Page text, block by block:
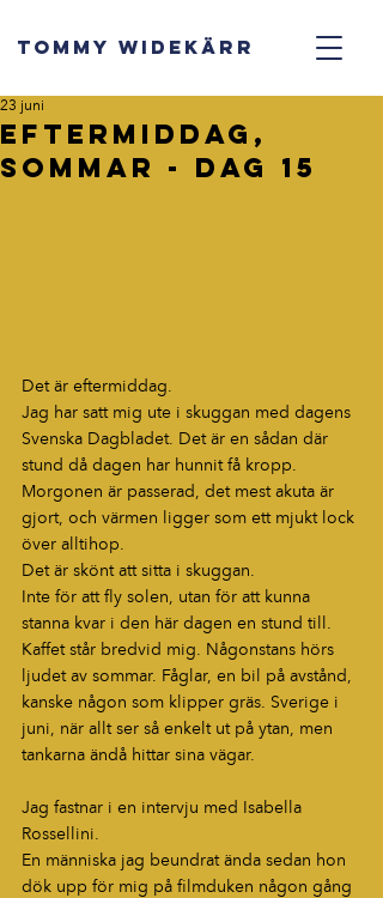
TOMMY WIDEKÄRR
Eftermiddag,
sommar - dag 15
23 juni
Det är eftermiddag.
Jag har satt mig ute i skuggan med dagens
Svenska Dagbladet. Det är en sådan där
stund då dagen har hunnit få kropp.
Morgonen är passerad, det mest akuta är
gjort, och värmen ligger som ett mjukt lock
över alltihop.
Det är skönt att sitta i skuggan.
Inte för att fly solen, utan för att kunna
stanna kvar i den här dagen en stund till.
Kaffet står bredvid mig. Någonstans hörs
ljudet av sommar. Fåglar, en bil på avstånd,
kanske någon som klipper gräs. Sverige i
juni, när allt ser så enkelt ut på ytan, men
tankarna ändå hittar sina vägar.
Jag fastnar i en intervju med Isabella
Rossellini.
En människa jag beundrat ända sedan hon
dök upp för mig på filmduken någon gång